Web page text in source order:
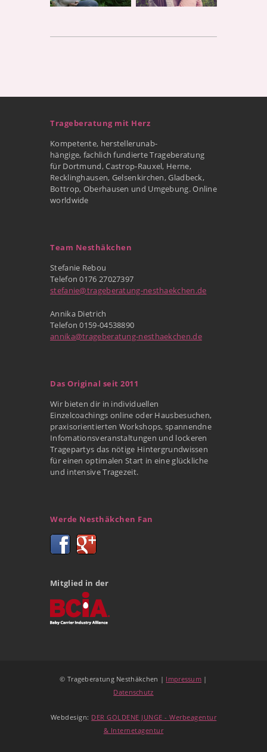
Trageberatung mit Herz
Kompetente, herstellerunab-
hängige, fachlich fundierte Trageberatung
für Dortmund, Castrop-Rauxel, Herne,
Recklinghausen, Gelsenkirchen, Gladbeck,
Bottrop, Oberhausen und Umgebung. Online
worldwide
Team Nesthäkchen
Stefanie Rebou
Telefon 0176 27027397
stefanie@trageberatung-nesthaekchen.de
Annika Dietrich
Telefon 0159-04538890
annika@trageberatung-nesthaekchen.de
Das Original seit 2011
Wir bieten dir in individuellen
Einzelcoachings online oder Hausbesuchen,
praxisorientierten Workshops, spannendne
Infomationsveranstaltungen und lockeren
Tragepartys das nötige Hintergrundwissen
für einen optimalen Start in eine glückliche
und intensive Tragezeit.
Werde Nesthäkchen Fan
Mitglied in der
© Trageberatung Nesthäkchen | Impressum |
Datenschutz
Webdesign: DER GOLDENE JUNGE - Werbeagentur
& Internetagentur